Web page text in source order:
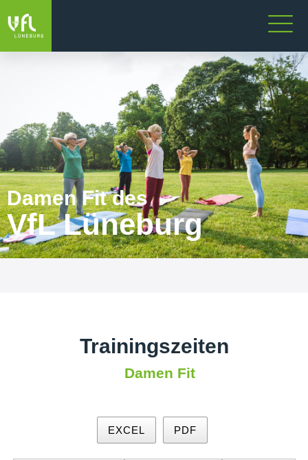
Damen Fit des
VfL Lüneburg
Trainingszeiten
Damen Fit
EXCEL PDF